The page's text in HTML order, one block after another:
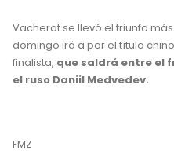
Vacherot se llevó el triunfo
domingo irá a por el título
finalista, que saldrá entre el
el ruso Daniil Medvedev.
FMZ